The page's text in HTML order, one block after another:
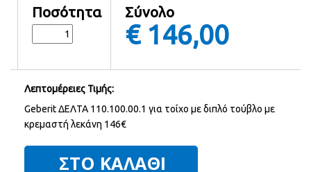
Ποσότητα Σύνολο
€ 146,00
Λεπτομέρειες Τιμής:
Geberit ΔΕΛΤΑ 110.100.00.1 για τοίχο με διπλό τούβλο με
κρεμαστή λεκάνη 146€